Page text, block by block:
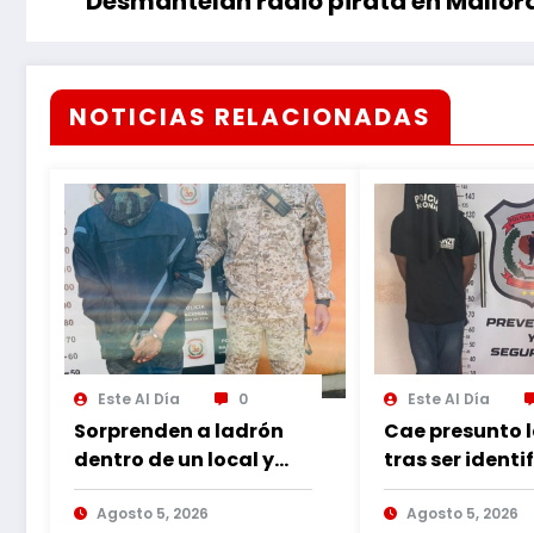
NOTICIAS RELACIONADAS
Este Al Día 0
Sorprenden a ladrón
dentro de un local y
cae tras persecución
Agosto 5, 2026
Este Al Día
Cae presunto
tras ser
por cámaras
seguridad
Agosto 5, 2026